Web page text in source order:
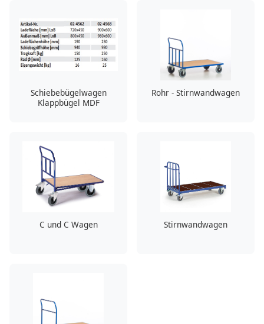
Schiebebügelwagen
Klappbügel MDF
Rohr - Stirnwandwagen
C und C Wagen Stirnwandwagen